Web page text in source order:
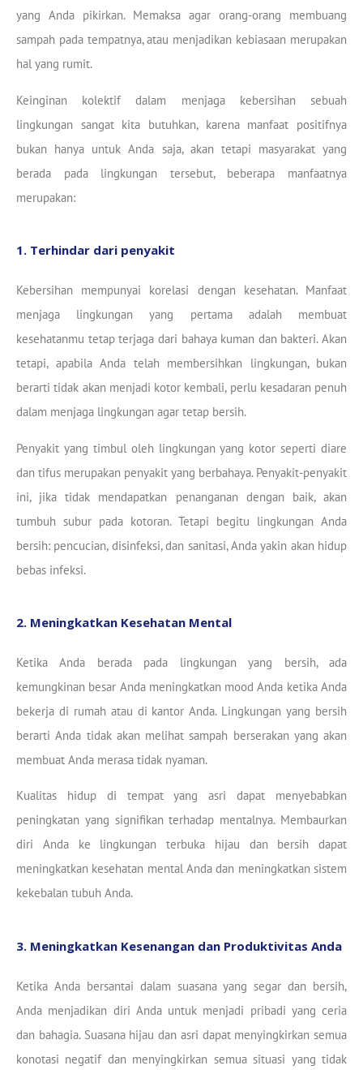
yang Anda pikirkan. Memaksa agar orang-orang membuang
sampah pada tempatnya, atau menjadikan kebiasaan merupakan
hal yang rumit.
Keinginan kolektif dalam menjaga kebersihan sebuah
lingkungan sangat kita butuhkan, karena manfaat positifnya
bukan hanya untuk Anda saja, akan tetapi masyarakat yang
berada pada lingkungan tersebut, beberapa manfaatnya
merupakan:
1. Terhindar dari penyakit
Kebersihan mempunyai korelasi dengan kesehatan. Manfaat
menjaga lingkungan yang pertama adalah membuat
kesehatanmu tetap terjaga dari bahaya kuman dan bakteri. Akan
tetapi, apabila Anda telah membersihkan lingkungan, bukan
berarti tidak akan menjadi kotor kembali, perlu kesadaran penuh
dalam menjaga lingkungan agar tetap bersih.
Penyakit yang timbul oleh lingkungan yang kotor seperti diare
dan tifus merupakan penyakit yang berbahaya. Penyakit-penyakit
ini, jika tidak mendapatkan penanganan dengan baik, akan
tumbuh subur pada kotoran. Tetapi begitu lingkungan Anda
bersih: pencucian, disinfeksi, dan sanitasi, Anda yakin akan hidup
bebas infeksi.
2. Meningkatkan Kesehatan Mental
Ketika Anda berada pada lingkungan yang bersih, ada
kemungkinan besar Anda meningkatkan mood Anda ketika Anda
bekerja di rumah atau di kantor Anda. Lingkungan yang bersih
berarti Anda tidak akan melihat sampah berserakan yang akan
membuat Anda merasa tidak nyaman.
Kualitas hidup di tempat yang asri dapat menyebabkan
peningkatan yang signifikan terhadap mentalnya. Membaurkan
diri Anda ke lingkungan terbuka hijau dan bersih dapat
meningkatkan kesehatan mental Anda dan meningkatkan sistem
kekebalan tubuh Anda.
3. Meningkatkan Kesenangan dan Produktivitas Anda
Ketika Anda bersantai dalam suasana yang segar dan bersih,
Anda menjadikan diri Anda untuk menjadi pribadi yang ceria
dan bahagia. Suasana hijau dan asri dapat menyingkirkan semua
konotasi negatif dan menyingkirkan semua situasi yang tidak